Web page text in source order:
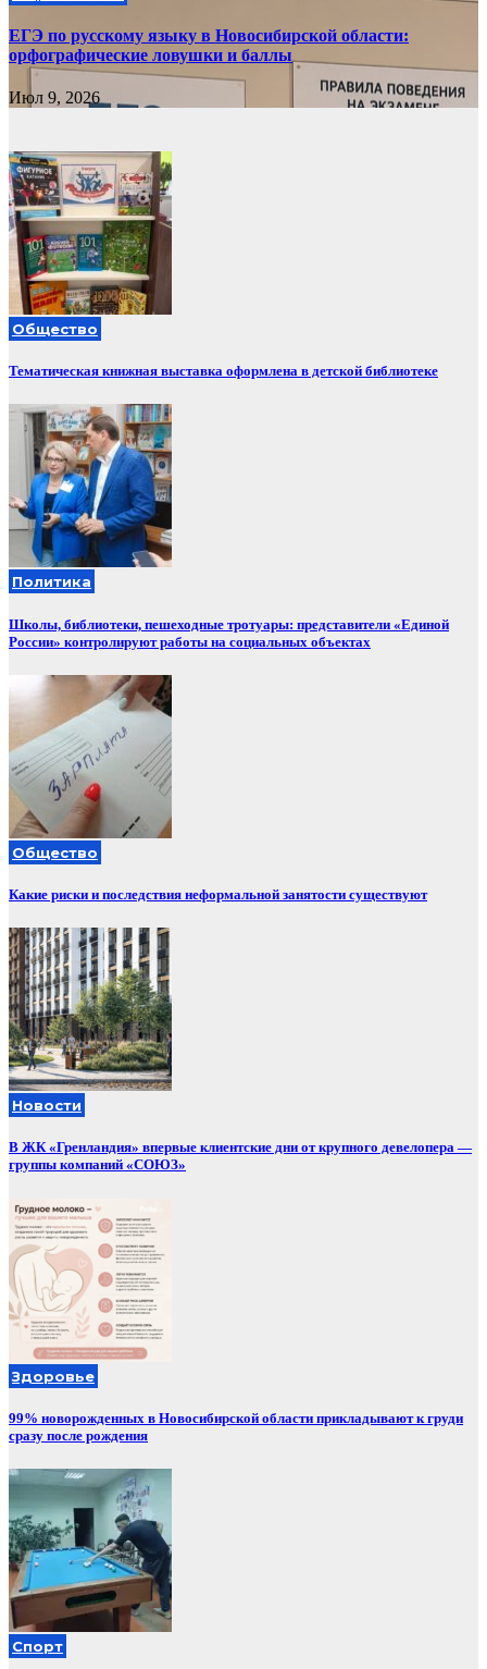
ЕГЭ по русскому языку в Новосибирской области:
орфографические ловушки и баллы
Июл 9, 2026
Общество
Тематическая книжная выставка оформлена в детской библиотеке
Политика
Школы, библиотеки, пешеходные тротуары: представители «Единой
России» контролируют работы на социальных объектах
Общество
Какие риски и последствия неформальной занятости существуют
Новости
В ЖК «Гренландия» впервые клиентские дни от крупного девелопера —
группы компаний «СОЮЗ»
Здоровье
99% новорожденных в Новосибирской области прикладывают к груди
сразу после рождения
Спорт